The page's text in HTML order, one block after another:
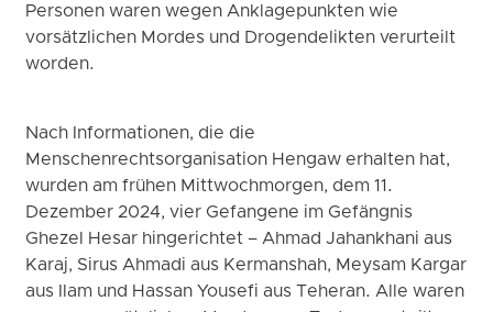
Personen waren wegen Anklagepunkten wie
vorsätzlichen Mordes und Drogendelikten verurteilt
worden.
Nach Informationen, die die
Menschenrechtsorganisation Hengaw erhalten hat,
wurden am frühen Mittwochmorgen, dem 11.
Dezember 2024, vier Gefangene im Gefängnis
Ghezel Hesar hingerichtet – Ahmad Jahankhani aus
Karaj, Sirus Ahmadi aus Kermanshah, Meysam Kargar
aus Ilam und Hassan Yousefi aus Teheran. Alle waren